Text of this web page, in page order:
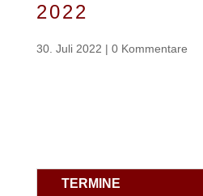
2022
30. Juli 2022 | 0 Kommentare
TERMINE